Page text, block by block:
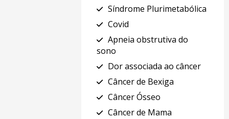
Síndrome Plurimetabólica
Covid
Apneia obstrutiva do
sono
Dor associada ao câncer
Câncer de Bexiga
Câncer Ósseo
Câncer de Mama